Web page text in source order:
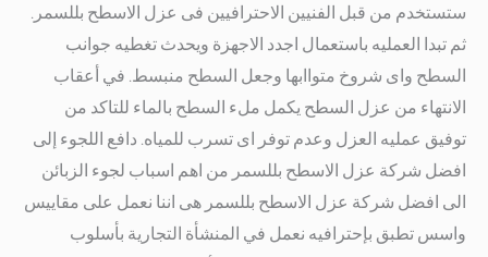
ستستخدم من قبل الفنيين الاحترافيين فى عزل الاسطح بللسمر.
ثم تبدا العمليه باستعمال اجدد الاجهزة ويحدث تغطيه جوانب
السطح واى شروخ متواابها وجعل السطح منبسط. في أعقاب
الانتهاء من عزل السطح يكمل ملء السطح بالماء للتاكد من
توفيق عمليه العزل وعدم توفر اى تسرب للمياه. دافع اللجوء إلى
افضل شركة عزل الاسطح بللسمر من اهم اسباب لجوء الزبائن
الى افضل شركة عزل الاسطح بللسمر هى اننا نعمل على مقاييس
واسس تطبق بإحترافيه نعمل في المنشأة التجارية بأسلوب